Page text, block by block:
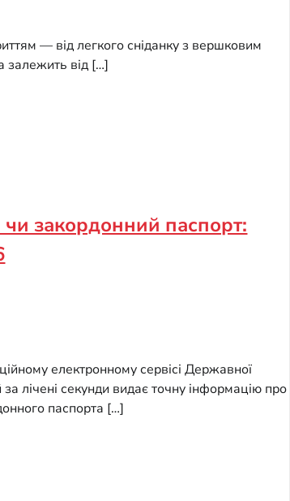
— від легкого сніданку з вершковим
залежить від […]
чи закордонний паспорт:
електронному сервісі Державної
за лічені секунди видає точну інформацію про
паспорта […]